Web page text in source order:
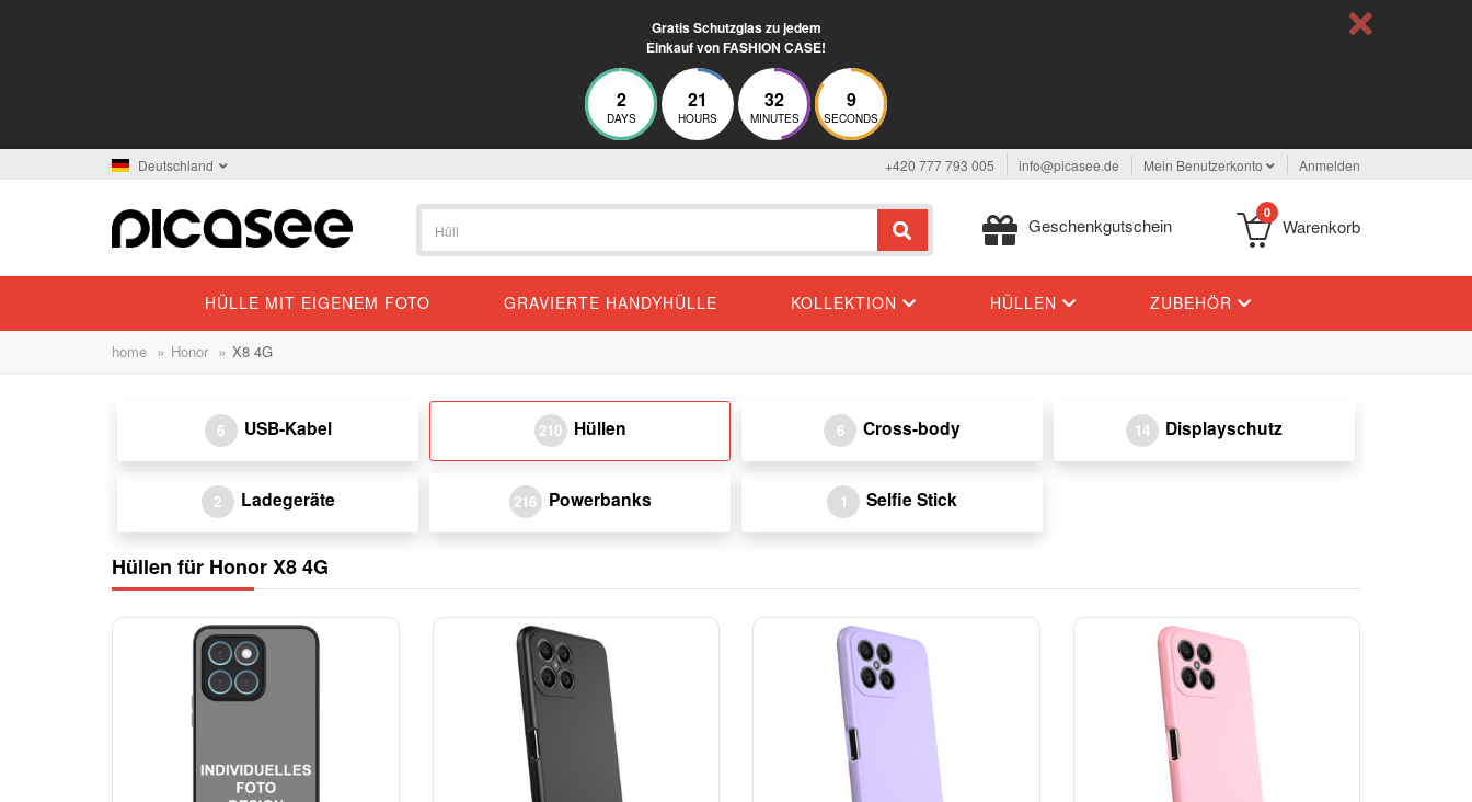
Gratis Schutzglas zu jedem
Einkauf von FASHION CASE!
2
DAYS
21
HOURS
32
MINUTES
8
SECONDS
Deutschland +420 777 793 005 info@picasee.de Mein Benutzerkonto Anmelden
Geschenkgutschein
0
Warenkorb
HÜLLE MIT EIGENEM FOTO GRAVIERTE HANDYHÜLLE KOLLEKTION HÜLLEN ZUBEHÖR
home » Honor » X8 4G
6 USB-Kabel 210 Hüllen 6 Cross-body 14 Displayschutz
2 Ladegeräte 216 Powerbanks 1 Selfie Stick
Hüllen für Honor X8 4G